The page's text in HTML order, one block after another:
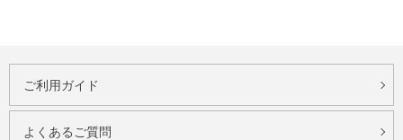
ご利用ガイド
よくあるご質問